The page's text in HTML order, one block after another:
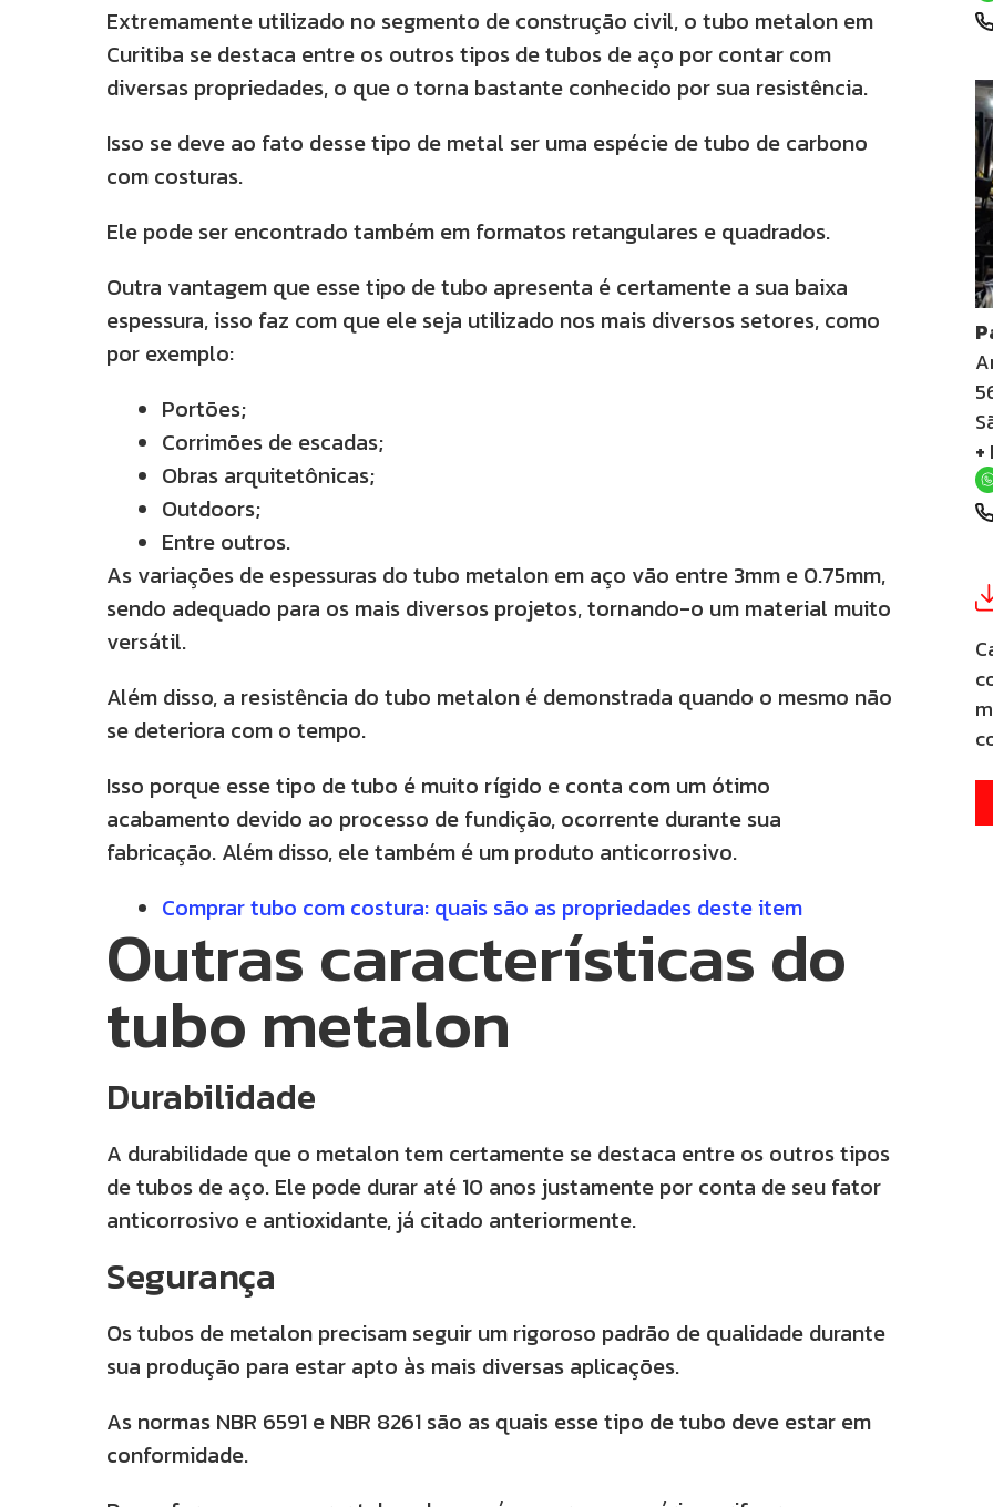
Extremamente utilizado no segmento de construção civil, o tubo metalon em
Curitiba se destaca entre os outros tipos de tubos de aço por contar com
diversas propriedades, o que o torna bastante conhecido por sua resistência.
Isso se deve ao fato desse tipo de metal ser uma espécie de tubo de carbono
com costuras.
Ele pode ser encontrado também em formatos retangulares e quadrados.
Outra vantagem que esse tipo de tubo apresenta é certamente a sua baixa
espessura, isso faz com que ele seja utilizado nos mais diversos setores, como
por exemplo:
Portões;
Corrimões de escadas;
Obras arquitetônicas;
Outdoors;
Entre outros.
As variações de espessuras do tubo metalon em aço vão entre 3mm e 0.75mm,
sendo adequado para os mais diversos projetos, tornando-o um material muito
versátil.
Além disso, a resistência do tubo metalon é demonstrada quando o mesmo não
se deteriora com o tempo.
Isso porque esse tipo de tubo é muito rígido e conta com um ótimo
acabamento devido ao processo de fundição, ocorrente durante sua
fabricação. Além disso, ele também é um produto anticorrosivo.
Comprar tubo com costura: quais são as propriedades deste item
Outras características do
tubo metalon
Durabilidade
A durabilidade que o metalon tem certamente se destaca entre os outros tipos
de tubos de aço. Ele pode durar até 10 anos justamente por conta de seu fator
anticorrosivo e antioxidante, já citado anteriormente.
Segurança
Os tubos de metalon precisam seguir um rigoroso padrão de qualidade durante
sua produção para estar apto às mais diversas aplicações.
As normas NBR 6591 e NBR 8261 são as quais esse tipo de tubo deve estar em
conformidade.
+